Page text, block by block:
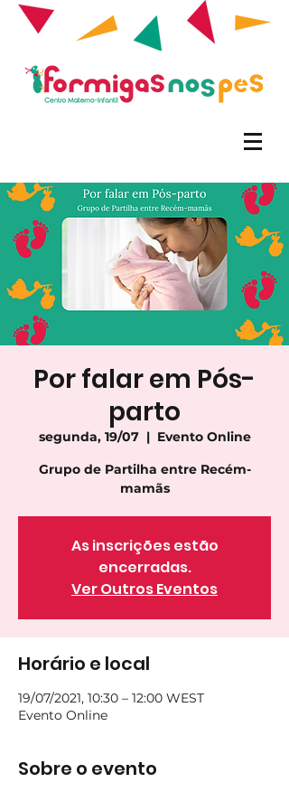
Por falar em Pós-
parto
segunda, 19/07
  |
Evento Online
Grupo de Partilha entre Recém-
mamãs
As inscrições estão
encerradas.
Ver Outros Eventos
Horário e local
19/07/2021, 10:30 – 12:00 WEST
Evento Online
Sobre o evento